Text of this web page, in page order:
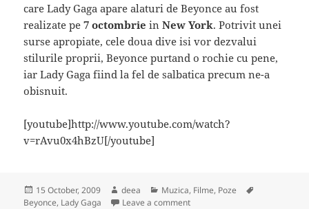
care Lady Gaga apare alaturi de Beyonce au fost
realizate pe7 octombrie inNew York. Potrivit unei
surse apropiate, cele doua dive isi vor dezvalui
stilurile proprii, Beyonce purtand o rochie cu pene,
iar Lady Gaga fiind la fel de salbatica precum ne-a
obisnuit.
[youtube]http://www.youtube.com/watch?
v=rAvu0x4hBzU[/youtube]
Posted
on
15 October, 2009 Author
deea Categories
Muzica, Filme, Poze
Beyonce, Lady Gaga Leave a commenton Beyonce face echipa buna